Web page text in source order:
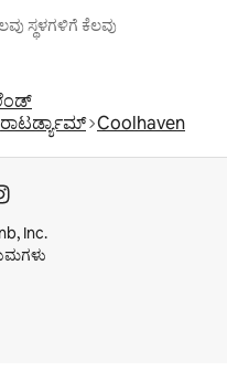
ಸ್ಥಳಗಳಿಗೆ ಕೆಲವು
ರಾಟರ್ಡ್ಯಾಮ್ Coolhaven
Inc.